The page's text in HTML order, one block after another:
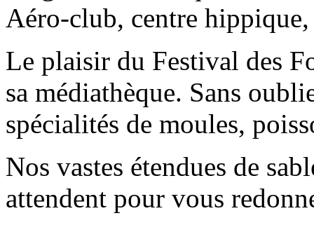
Aéro-club, centre
Le plaisir du Festival des
sa médiathèque. Sans
spécialités de moules,
Nos vastes étendues de
attendent pour vous